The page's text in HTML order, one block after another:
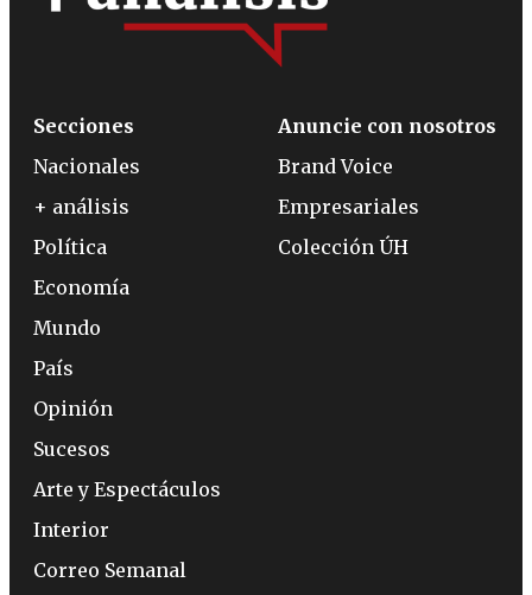
Secciones
Nacionales
+ análisis
Política
Economía
Mundo
País
Opinión
Sucesos
Arte y Espectáculos
Interior
Correo Semanal
Anuncie con nosotros
Brand Voice
Empresariales
Colección ÚH